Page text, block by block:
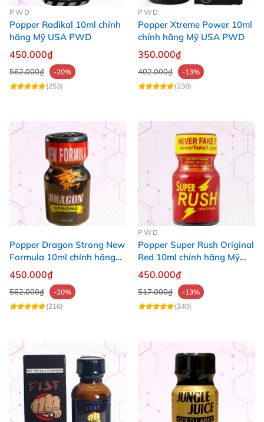
PWD
Popper Radikal 10ml chính
hãng Mỹ USA PWD
450.000₫
562.000₫
-20%
(253)
PWD
Popper Xtreme Power 10ml
chính hãng Mỹ USA PWD
350.000₫
402.000₫
-13%
(238)
Popper Dragon Strong New
Formula 10ml chính hãng
Mỹ dành cho Top Bot
450.000₫
562.000₫
-20%
(216)
PWD
Popper Super Rush Original
Red 10ml chính hãng Mỹ
USA PWD
450.000₫
517.000₫
-13%
(240)